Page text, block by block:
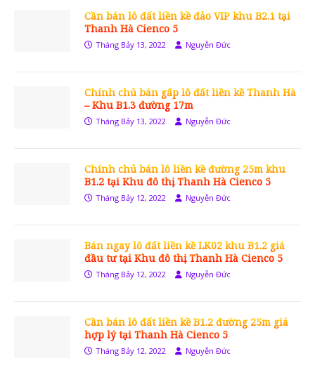
Cần bán lô đất liền kề đảo VIP khu B2.1 tại
Thanh Hà Cienco 5
Tháng Bảy 13, 2022 Nguyễn Đức
Chính chủ bán gấp lô đất liền kề Thanh Hà
– Khu B1.3 đường 17m
Tháng Bảy 13, 2022 Nguyễn Đức
Chính chủ bán lô liền kề đường 25m khu
B1.2 tại Khu đô thị Thanh Hà Cienco 5
Tháng Bảy 12, 2022 Nguyễn Đức
Bán ngay lô đất liền kề LK02 khu B1.2 giá
đầu tư tại Khu đô thị Thanh Hà Cienco 5
Tháng Bảy 12, 2022 Nguyễn Đức
Cần bán lô đất liền kề B1.2 đường 25m giá
hợp lý tại Thanh Hà Cienco 5
Tháng Bảy 12, 2022 Nguyễn Đức